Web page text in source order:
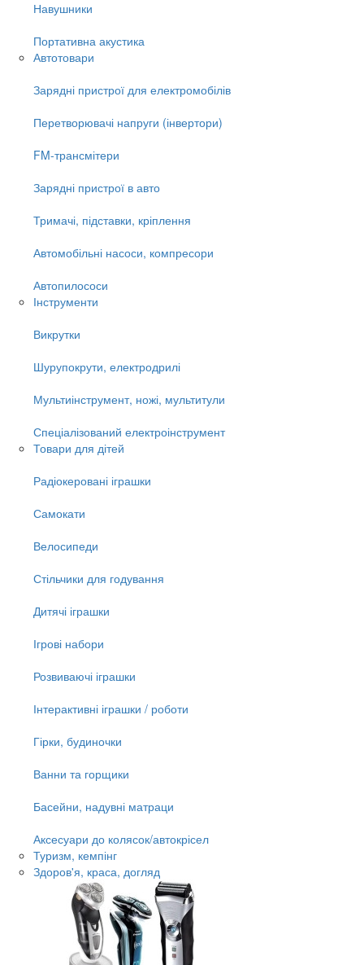
Навушники
Портативна акустика
Автотовари
Зарядні пристрої для електромобілів
Перетворювачі напруги (інвертори)
FM-трансмітери
Зарядні пристрої в авто
Тримачі, підставки, кріплення
Автомобільні насоси, компресори
Автопилососи
Інструменти
Викрутки
Шурупокрути, електродрилі
Мультиінструмент, ножі, мультитули
Спеціалізований електроінструмент
Товари для дітей
Радіокеровані іграшки
Самокати
Велосипеди
Стільчики для годування
Дитячі іграшки
Ігрові набори
Розвиваючі іграшки
Інтерактивні іграшки / роботи
Гірки, будиночки
Ванни та горщики
Басейни, надувні матраци
Аксесуари до колясок/автокрісел
Туризм, кемпінг
Здоров'я, краса, догляд